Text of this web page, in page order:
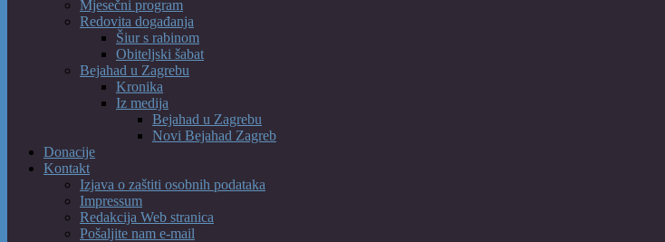
Mjesečni program
Redovita događanja
Šiur s rabinom
Obiteljski šabat
Bejahad u Zagrebu
Kronika
Iz medija
Bejahad u Zagrebu
Novi Bejahad Zagreb
Donacije
Kontakt
Izjava o zaštiti osobnih podataka
Impressum
Redakcija Web stranica
Pošaljite nam e-mail